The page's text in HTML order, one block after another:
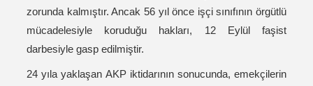
zorunda kalmıştır. Ancak 56 yıl önce işçi sınıfının örgütlü
mücadelesiyle koruduğu hakları, 12 Eylül faşist
darbesiyle gasp edilmiştir.
24 yıla yaklaşan AKP iktidarının sonucunda, emekçilerin